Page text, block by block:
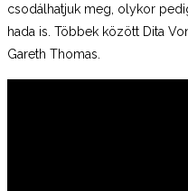
csodálhatjuk meg, olykor
hada is. Többek között Dita
Gareth Thomas.